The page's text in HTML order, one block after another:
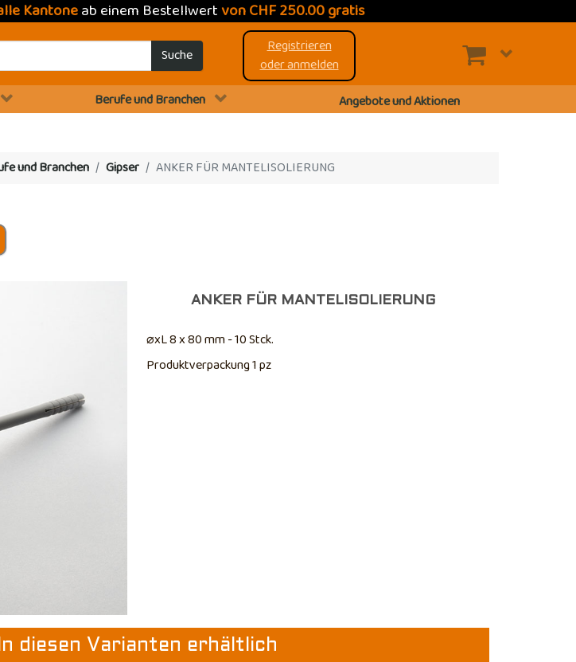
Kantoneab einem Bestellwertvon CHF 250.00 gratis
Suche
Registrieren
oder anmelden
Berufe und Branchen Angebote und Aktionen
und Branchen Gipser ANKER FÜR MANTELISOLIERUNG
ANKER FÜR MANTELISOLIERUNG
⌀xL 8 x 80 mm - 10 Stck.
Produktverpackung 1 pz
In diesen Varianten erhältlich